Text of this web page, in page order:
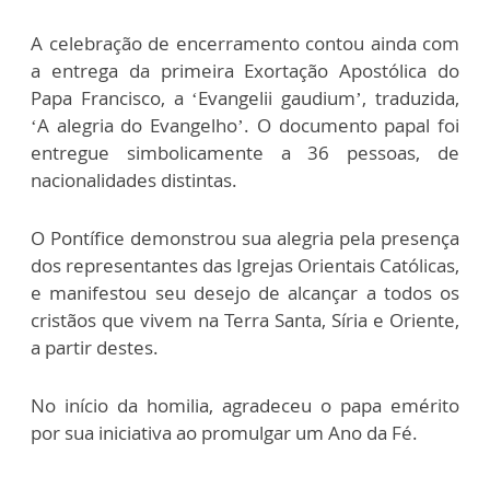
A celebração de encerramento contou ainda com
a entrega da primeira Exortação Apostólica do
Papa Francisco, a ‘Evangelii gaudium’, traduzida,
‘A alegria do Evangelho’. O documento papal foi
entregue simbolicamente a 36 pessoas, de
nacionalidades distintas.
O Pontífice demonstrou sua alegria pela presença
dos representantes das Igrejas Orientais Católicas,
e manifestou seu desejo de alcançar a todos os
cristãos que vivem na Terra Santa, Síria e Oriente,
a partir destes.
No início da homilia, agradeceu o papa emérito
por sua iniciativa ao promulgar um Ano da Fé.